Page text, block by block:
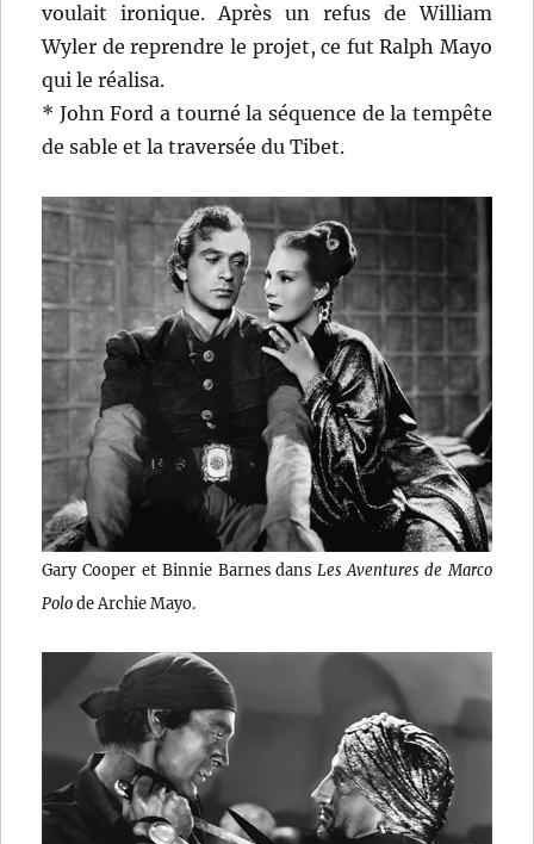
voulait ironique. Après un refus de William
Wyler de reprendre le projet, ce fut Ralph Mayo
qui le réalisa.
* John Ford a tourné la séquence de la tempête
de sable et la traversée du Tibet.
Gary Cooper et Binnie Barnes dansLes Aventures de Marco
Polode Archie Mayo.